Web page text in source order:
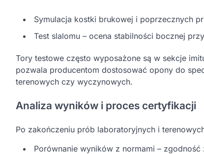
Symulacja kostki brukowej i poprzecznych
Test slalomu – ocena stabilności bocznej
Tory testowe często wyposażone są w sekcje
pozwala producentom dostosować opony do
terenowych czy wyczynowych.
Analiza wyników i proces certyfikacji
Po zakończeniu prób laboratoryjnych i
Porównanie wyników z normami –